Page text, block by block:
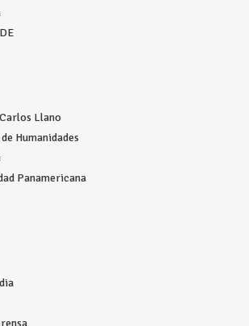
Llano
Humanidades
Panamericana